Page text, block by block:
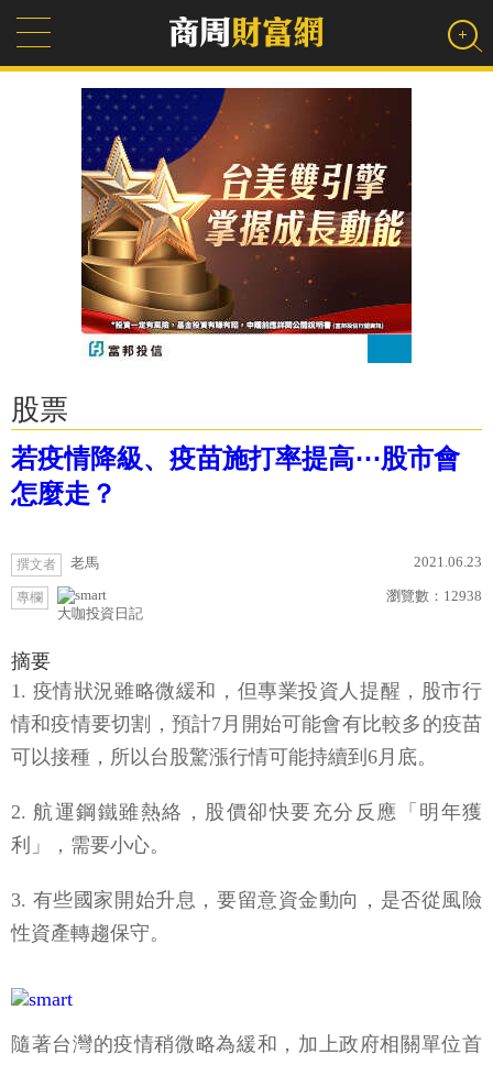
股票
若疫情降級、疫苗施打率提高⋯股市會
怎麼走？
撰文者 老馬 2021.06.23
專欄
大咖投資日記
瀏覽數： 12938
摘要
1. 疫情狀況雖略微緩和，但專業投資人提醒，股市行
情和疫情要切割，預計7月開始可能會有比較多的疫苗
可以接種，所以台股驚漲行情可能持續到6月底。
2. 航運鋼鐵雖熱絡，股價卻快要充分反應「明年獲
利」，需要小心。
3. 有些國家開始升息，要留意資金動向，是否從風險
性資產轉趨保守。
隨著台灣的疫情稍微略為緩和，加上政府相關單位首